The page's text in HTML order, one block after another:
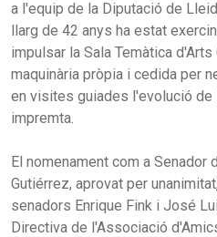
a l'equip de la Diputació de
llarg de 42 anys ha estat
impulsar la Sala Temàtica
maquinària pròpia i cedida per
en visites guiades l'evolució de
impremta.
El nomenament com a Senador
Gutiérrez, aprovat per
senadors Enrique Fink i José
Directiva de l'Associació